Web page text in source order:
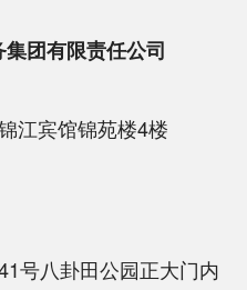
团有限责任公司
江宾馆锦苑楼4楼
号八卦田公园正大门内